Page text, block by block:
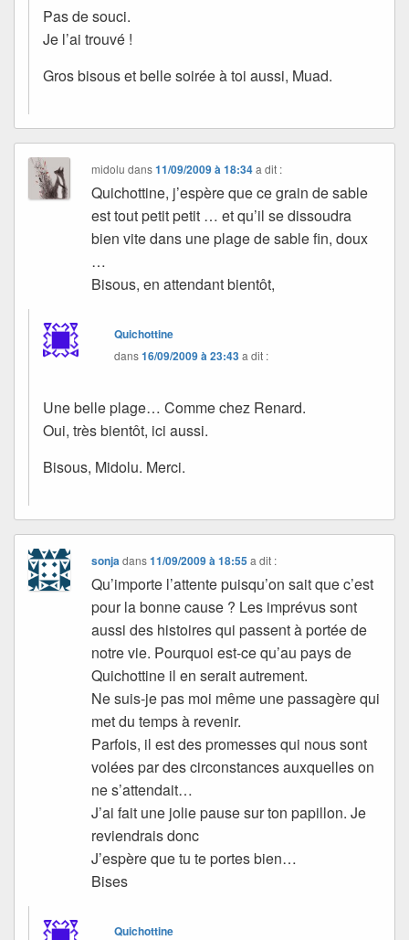
Pas de souci.
Je l’ai trouvé !
Gros bisous et belle soirée à toi aussi, Muad.
midolu dans11/09/2009 à 18:34 a dit :
Quichottine, j’espère que ce grain de sable
est tout petit petit … et qu’il se dissoudra
bien vite dans une plage de sable fin, doux
…
Bisous, en attendant bientôt,
Quichottine
dans16/09/2009 à 23:43a dit :
Une belle plage… Comme chez Renard.
Oui, très bientôt, ici aussi.
Bisous, Midolu. Merci.
sonjadans11/09/2009 à 18:55 a dit :
Qu’importe l’attente puisqu’on sait que c’est
pour la bonne cause ? Les imprévus sont
aussi des histoires qui passent à portée de
notre vie. Pourquoi est-ce qu’au pays de
Quichottine il en serait autrement.
Ne suis-je pas moi même une passagère qui
met du temps à revenir.
Parfois, il est des promesses qui nous sont
volées par des circonstances auxquelles on
ne s’attendait…
J’ai fait une jolie pause sur ton papillon. Je
reviendrais donc
J’espère que tu te portes bien…
Bises
Quichottine